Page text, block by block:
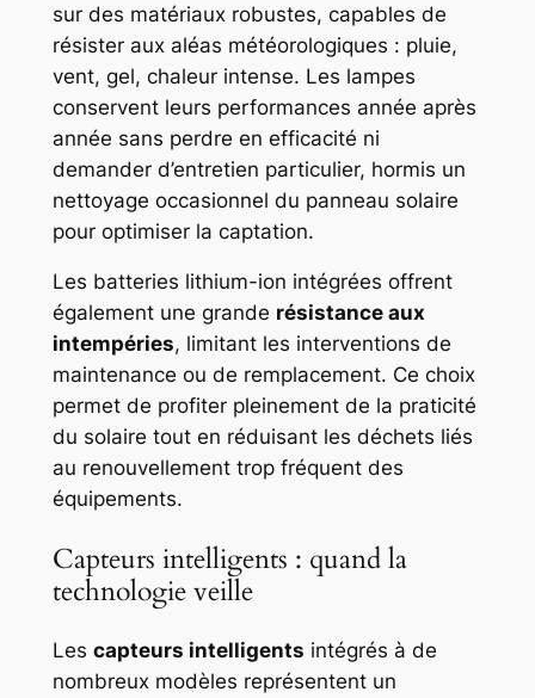
sur des matériaux robustes, capables de
résister aux aléas météorologiques : pluie,
vent, gel, chaleur intense. Les lampes
conservent leurs performances année après
année sans perdre en efficacité ni
demander d’entretien particulier, hormis un
nettoyage occasionnel du panneau solaire
pour optimiser la captation.
Les batteries lithium-ion intégrées offrent
également une grande résistance aux
intempéries, limitant les interventions de
maintenance ou de remplacement. Ce choix
permet de profiter pleinement de la praticité
du solaire tout en réduisant les déchets liés
au renouvellement trop fréquent des
équipements.
Capteurs intelligents : quand la
technologie veille
Les capteurs intelligents intégrés à de
nombreux modèles représentent un